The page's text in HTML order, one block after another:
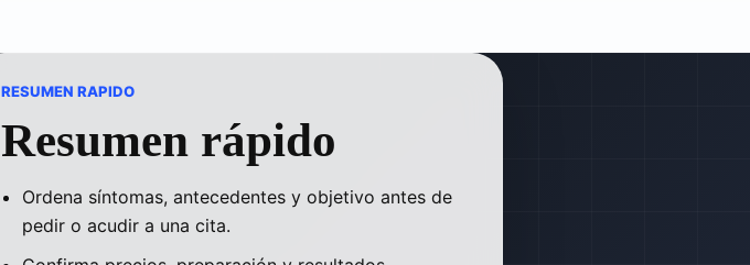
RESUMEN RAPIDO
Resumen rápido
Ordena síntomas, antecedentes y objetivo antes de
pedir o acudir a una cita.